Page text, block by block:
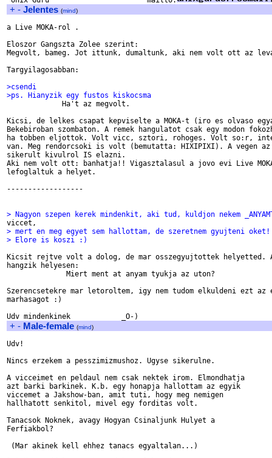
+ - Jelentes (mind)
a Live MOKA-rol .
Eloszor Gangszta Zolee szerint:
Megvolt, bameg. Jot ittunk, dumaltunk, aki nem volt ott az
Targyilagosabban:
>csendi
>ps. Hianyzik egy fustos kiskocsma
Ha't az megvolt.
Kicsi, de lelkes csapat kepviselte a MOKA-t (iro es olvaso
Bekebiroban szombaton. A remek hangulatot csak egy modon
ha tobben eljottok. Volt vicc, sztori, rohoges. Volt so:r,
van. Meg rendorcsoki is volt (bemutatta: HIXIPIXI). A vegen
sikerult kivulrol IS elazni.
Aki nem volt ott: banhatja!! Vigasztalasul a jovo evi Live
lefoglaltuk a helyet.
------------------
> Nagyon szepen kerek mindenkit, aki tud, kuldjon nekem
> mert en meg egyet sem hallottam, de szeretnem gyujteni oket!
> Elore is koszi :)
Kicsit rejtve volt a dolog, de mar osszegyujtottek helyetted.
hangzik helyesen:
              Miert ment at anyam tyukja az uton?
Szerencsetekre mar letoroltem, igy nem tudom elkuldeni ezt az
marhasagot :)
+ - Male-female (mind)
Udv!
Nincs erzekem a pesszimizmushoz. Ugyse sikerulne.
A vicceimet en peldaul nem csak nektek irom. Elmondhatja
azt barki barkinek. K.b. egy honapja hallottam az egyik
viccemet a Jakshow-ban, amit tuti, hogy meg nemigen
hallhatott senkitol, mivel egy forditas volt.
Tanacsok Noknek, avagy Hogyan Csinaljunk Hulyet a
Ferfiakbol?
(Mar akinek kell ehhez tanacs egyaltalan...)